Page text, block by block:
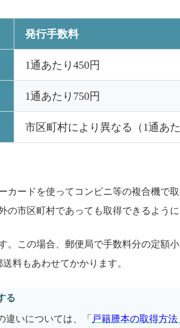
発行手数料
1通あたり450円
1通あたり750円
市区町村により異なる（1通あた
カードを使ってコンビニ等の複合機で
の市区町村であっても取得できるように
。この場合、郵便局で手数料分の定額
料もあわせてかかります。
る
違いについては、「 戸籍謄本の取得方